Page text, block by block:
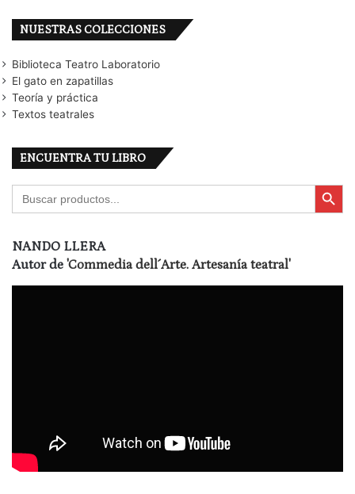
NUESTRAS COLECCIONES
Biblioteca Teatro Laboratorio
El gato en zapatillas
Teoría y práctica
Textos teatrales
ENCUENTRA TU LIBRO
Buscar: Botón de
NANDO LLERA
Autor de 'Commedia dell´Arte. Artesanía teatral'